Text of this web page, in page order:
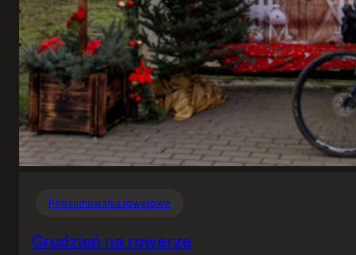
Podsumowania rowerowe
Grudzień na rowerze